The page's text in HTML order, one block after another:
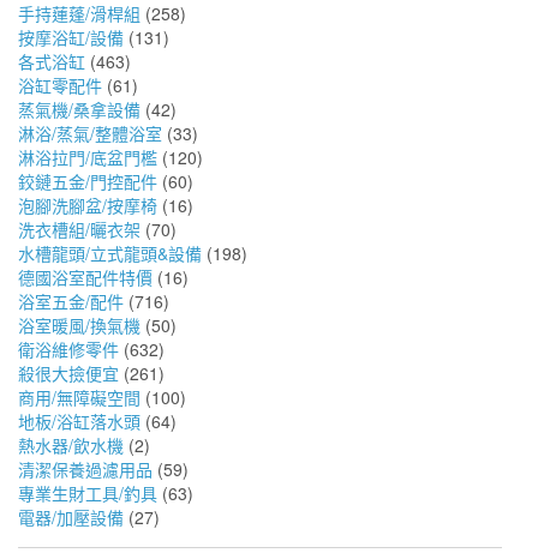
手持蓮蓬/滑桿組 (258)
按摩浴缸/設備 (131)
各式浴缸 (463)
浴缸零配件 (61)
蒸氣機/桑拿設備 (42)
淋浴/蒸氣/整體浴室 (33)
淋浴拉門/底盆門檻 (120)
鉸鏈五金/門控配件 (60)
泡腳洗腳盆/按摩椅 (16)
洗衣槽組/曬衣架 (70)
水槽龍頭/立式龍頭&設備 (198)
德國浴室配件特價 (16)
浴室五金/配件 (716)
浴室暖風/換氣機 (50)
衛浴維修零件 (632)
殺很大撿便宜 (261)
商用/無障礙空間 (100)
地板/浴缸落水頭 (64)
熱水器/飲水機 (2)
清潔保養過濾用品 (59)
專業生財工具/釣具 (63)
電器/加壓設備 (27)